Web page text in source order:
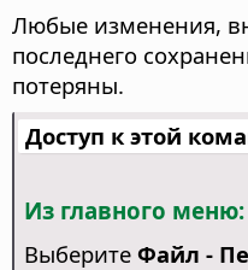
Любые изменения,
последнего
потеряны.
Доступ к этой
Из главного меню:
Выберите Файл -